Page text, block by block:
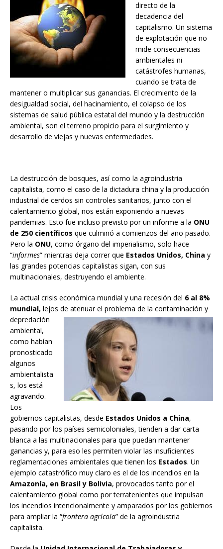
directo de la
decadencia del
capitalismo. Un sistema
de explotación que no
mide consecuencias
ambientales ni
catástrofes humanas,
cuando se trata de
mantener o multiplicar sus ganancias. El crecimiento de la
desigualdad social, del hacinamiento, el colapso de los
sistemas de salud pública estatal del mundo y la destrucción
ambiental, son el terreno propicio para el surgimiento y
desarrollo de viejas y nuevas enfermedades.
La destrucción de bosques, así como la agroindustria
capitalista, como el caso de la dictadura china y la producción
industrial de cerdos sin controles sanitarios, junto con el
calentamiento global, nos están exponiendo a nuevas
pandemias. Esto fue incluso previsto por un informe a la ONU
de 250 científicos que culminó a comienzos del año pasado.
Pero la ONU, como órgano del imperialismo, solo hace
“informes” mientras deja correr que Estados Unidos, China y
las grandes potencias capitalistas sigan, con sus
multinacionales, destruyendo el ambiente.
La actual crisis económica mundial y una recesión del 6 al 8%
mundial, lejos de atenuar el problema de la contaminación y
depredación
ambiental,
como habían
pronosticado
algunos
ambientalista
s, los está
agravando.
Los
gobiernos capitalistas, desde Estados Unidos a China,
pasando por los países semicoloniales, tienden a dar carta
blanca a las multinacionales para que puedan mantener
ganancias y, para eso les permiten violar las insuficientes
reglamentaciones ambientales que tienen los Estados. Un
ejemplo catastrófico muy claro es el de los incendios en la
Amazonía, en Brasil y Bolivia, provocados tanto por el
calentamiento global como por terratenientes que impulsan
los incendios intencionalmente y amparados por los gobiernos
para ampliar la “frontera agrícola” de la agroindustria
capitalista.